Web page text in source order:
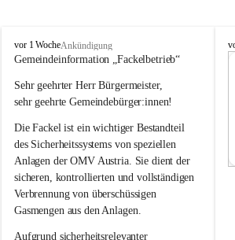
A
d
r
k
a
a
vor 1 WocheAnkündigung
Gemeindeinformation „Fackelbetrieb“
Sehr geehrter Herr Bürgermeister,
sehr geehrte Gemeindebürger:innen!
Die Fackel ist ein wichtiger Bestandteil
des Sicherheitssystems von speziellen
Anlagen der OMV Austria. Sie dient der
sicheren, kontrollierten und vollständigen
Verbrennung von überschüssigen
Gasmengen aus den Anlagen.
Aufgrund sicherheitsrelevanter